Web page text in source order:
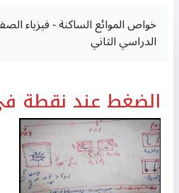
خواص الموائع الساكنة - فيزياء
الدراسي الثاني
الضغط عند نقطة